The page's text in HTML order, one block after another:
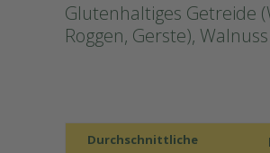
Glutenhaltiges Getreide
Roggen, Gerste), Walnuss
Durchschnittliche